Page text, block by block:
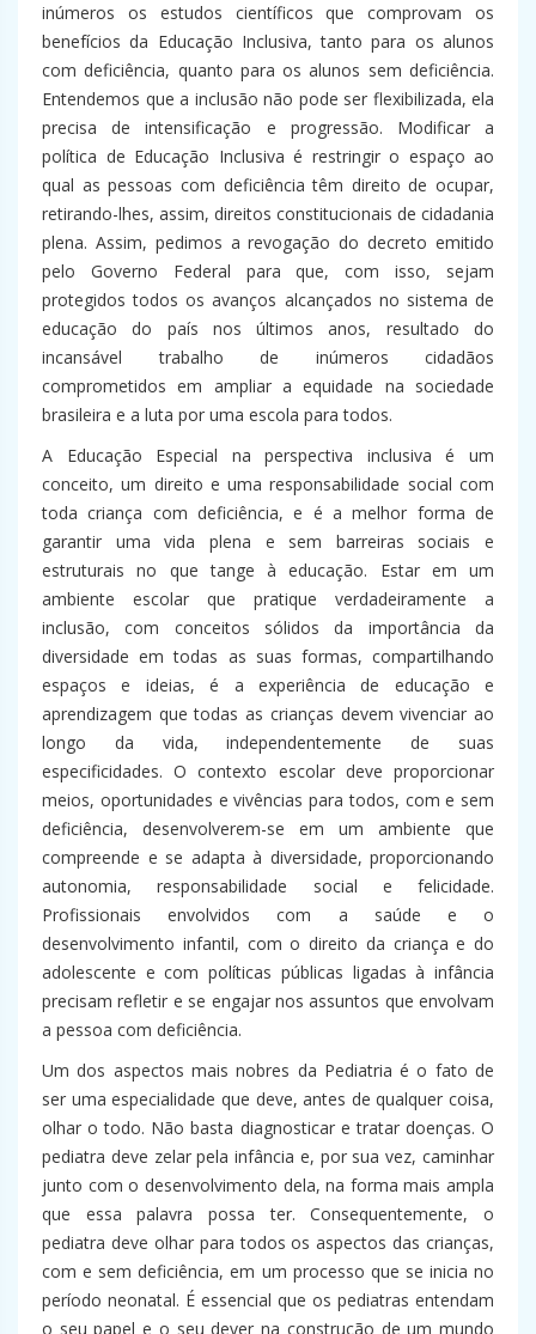
inúmeros os estudos científicos que comprovam os
benefícios da Educação Inclusiva, tanto para os alunos
com deficiência, quanto para os alunos sem deficiência.
Entendemos que a inclusão não pode ser flexibilizada, ela
precisa de intensificação e progressão. Modificar a
política de Educação Inclusiva é restringir o espaço ao
qual as pessoas com deficiência têm direito de ocupar,
retirando-lhes, assim, direitos constitucionais de cidadania
plena. Assim, pedimos a revogação do decreto emitido
pelo Governo Federal para que, com isso, sejam
protegidos todos os avanços alcançados no sistema de
educação do país nos últimos anos, resultado do
incansável trabalho de inúmeros cidadãos
comprometidos em ampliar a equidade na sociedade
brasileira e a luta por uma escola para todos.
A Educação Especial na perspectiva inclusiva é um
conceito, um direito e uma responsabilidade social com
toda criança com deficiência, e é a melhor forma de
garantir uma vida plena e sem barreiras sociais e
estruturais no que tange à educação. Estar em um
ambiente escolar que pratique verdadeiramente a
inclusão, com conceitos sólidos da importância da
diversidade em todas as suas formas, compartilhando
espaços e ideias, é a experiência de educação e
aprendizagem que todas as crianças devem vivenciar ao
longo da vida, independentemente de suas
especificidades. O contexto escolar deve proporcionar
meios, oportunidades e vivências para todos, com e sem
deficiência, desenvolverem-se em um ambiente que
compreende e se adapta à diversidade, proporcionando
autonomia, responsabilidade social e felicidade.
Profissionais envolvidos com a saúde e o
desenvolvimento infantil, com o direito da criança e do
adolescente e com políticas públicas ligadas à infância
precisam refletir e se engajar nos assuntos que envolvam
a pessoa com deficiência.
Um dos aspectos mais nobres da Pediatria é o fato de
ser uma especialidade que deve, antes de qualquer coisa,
olhar o todo. Não basta diagnosticar e tratar doenças. O
pediatra deve zelar pela infância e, por sua vez, caminhar
junto com o desenvolvimento dela, na forma mais ampla
que essa palavra possa ter. Consequentemente, o
pediatra deve olhar para todos os aspectos das crianças,
com e sem deficiência, em um processo que se inicia no
período neonatal. É essencial que os pediatras entendam
o seu papel e o seu dever na construção de um mundo